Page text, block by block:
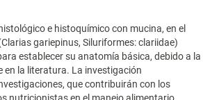
e histoquímico con mucina, en el
gariepinus, Siluriformes: clariidae)
establecer su anatomía básica, debido a la
la literatura. La investigación
que contribuirán con los